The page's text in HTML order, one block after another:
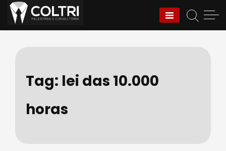
Skip
Coltri | Palestras e
Tag: lei das 10.000
horas